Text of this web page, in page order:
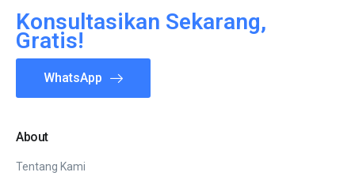
Konsultasikan Sekarang,
Gratis!
WhatsApp
About
Tentang Kami